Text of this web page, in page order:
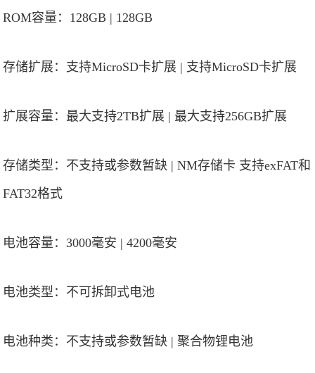
ROM容量：128GB | 128GB
存储扩展：支持MicroSD卡扩展 | 支持MicroSD卡扩展
扩展容量：最大支持2TB扩展 | 最大支持256GB扩展
存储类型：不支持或参数暂缺 | NM存储卡 支持exFAT和
FAT32格式
电池容量：3000毫安 | 4200毫安
电池类型：不可拆卸式电池
电池种类：不支持或参数暂缺 | 聚合物锂电池